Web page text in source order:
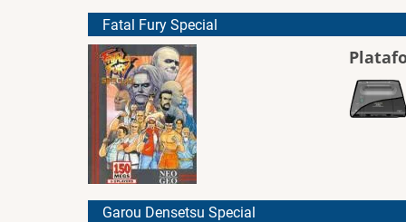
Fatal Fury Special
Garou Densetsu Special